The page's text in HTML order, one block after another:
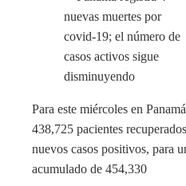
Para este miércoles en
438,725 pacientes
nuevos casos positivos, para
acumulado de 454,330